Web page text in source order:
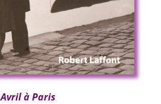
Avril à Paris